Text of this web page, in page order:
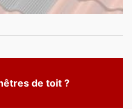
de toit ?